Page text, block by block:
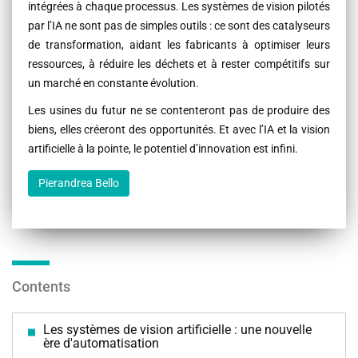
intégrées à chaque processus. Les systèmes de vision pilotés
par l’IA ne sont pas de simples outils : ce sont des catalyseurs
de transformation, aidant les fabricants à optimiser leurs
ressources, à réduire les déchets et à rester compétitifs sur
un marché en constante évolution.
Les usines du futur ne se contenteront pas de produire des
biens, elles créeront des opportunités. Et avec l’IA et la vision
artificielle à la pointe, le potentiel d’innovation est infini.
Pierandrea Bello
Contents
Les systèmes de vision artificielle : une nouvelle
ère d'automatisation